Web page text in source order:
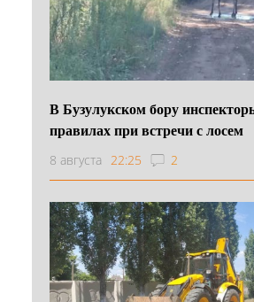
В Бузулукском бору
правилах при встречи с лосем
8 августа 22:25 2